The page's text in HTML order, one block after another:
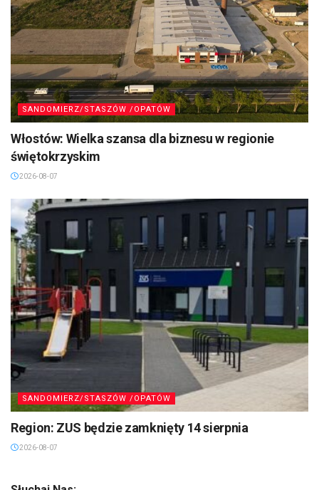
SANDOMIERZ/STASZÓW /OPATÓW
Włostów: Wielka szansa dla biznesu w regionie
świętokrzyskim
2026-08-07
SANDOMIERZ/STASZÓW /OPATÓW
Region: ZUS będzie zamknięty 14 sierpnia
2026-08-07